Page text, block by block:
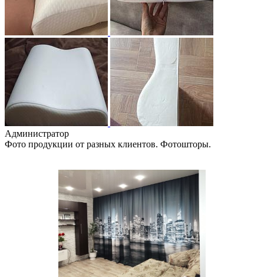
Администратор
Фото продукции от разных клиентов. Фотошторы.